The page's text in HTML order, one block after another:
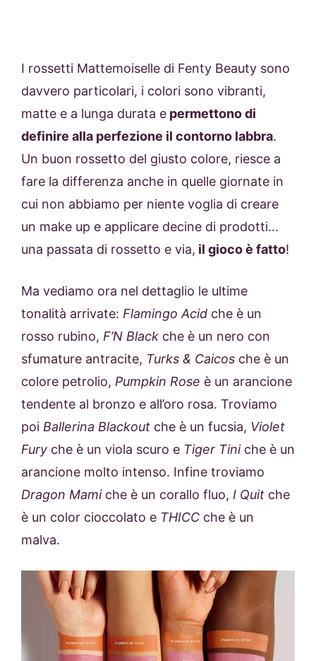
I rossetti Mattemoiselle di Fenty Beauty sono
davvero particolari, i colori sono vibranti,
matte e a lunga durata e permettono di
definire alla perfezione il contorno labbra.
Un buon rossetto del giusto colore, riesce a
fare la differenza anche in quelle giornate in
cui non abbiamo per niente voglia di creare
un make up e applicare decine di prodotti…
una passata di rossetto e via, il gioco è fatto!
Ma vediamo ora nel dettaglio le ultime
tonalità arrivate: Flamingo Acid che è un
rosso rubino, F’N Black che è un nero con
sfumature antracite, Turks & Caicos che è un
colore petrolio, Pumpkin Rose è un arancione
tendente al bronzo e all’oro rosa. Troviamo
poi Ballerina Blackout che è un fucsia, Violet
Fury che è un viola scuro e Tiger Tiniche è un
arancione molto intenso. Infine troviamo
Dragon Mamiche è un corallo fluo, I Quit che
è un color cioccolato e THICC che è un
malva.